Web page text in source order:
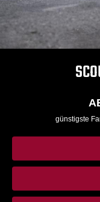
günstigste